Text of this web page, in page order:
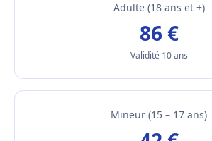
Adulte (18 ans et +)
86 €
Validité 10 ans
Mineur (15 – 17 ans)